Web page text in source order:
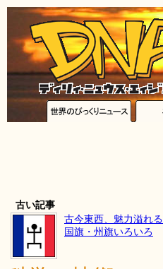
古い記事
古今東西、魅力溢れ
国旗・州旗いろいろ